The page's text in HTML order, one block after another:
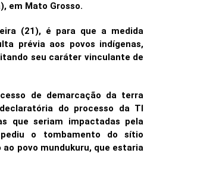
em Mato Grosso.
(21), é para que a medida
prévia aos povos indígenas,
seu caráter vinculante de
de demarcação da terra
do processo da TI
que seriam impactadas pela
o tombamento do sítio
povo mundukuru, que estaria